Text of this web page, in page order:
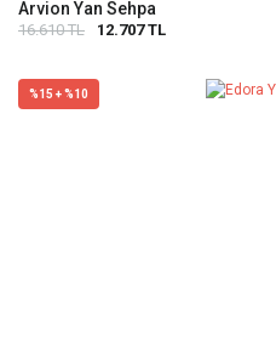
Arvion Yan Sehpa
16.610 TL 12.707 TL
%15 + %10